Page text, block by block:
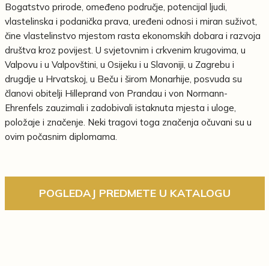
Bogatstvo prirode, omeđeno područje, potencijal ljudi,
vlastelinska i podanička prava, uređeni odnosi i miran suživot,
čine vlastelinstvo mjestom rasta ekonomskih dobara i razvoja
društva kroz povijest. U svjetovnim i crkvenim krugovima, u
Valpovu i u Valpovštini, u Osijeku i u Slavoniji, u Zagrebu i
drugdje u Hrvatskoj, u Beču i širom Monarhije, posvuda su
članovi obitelji Hilleprand von Prandau i von Normann-
Ehrenfels zauzimali i zadobivali istaknuta mjesta i uloge,
položaje i značenje. Neki tragovi toga značenja očuvani su u
ovim počasnim diplomama.
POGLEDAJ PREDMETE U KATALOGU